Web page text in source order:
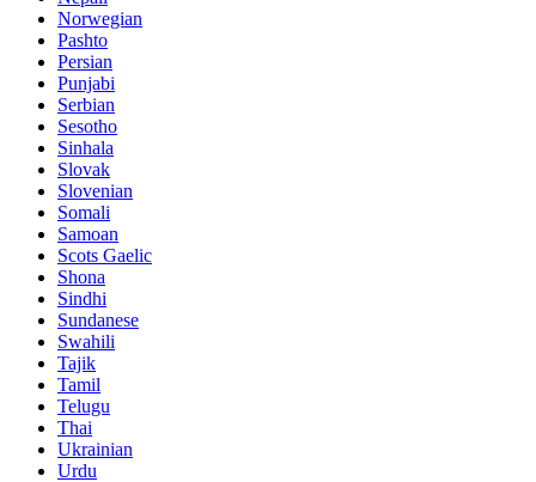
Norwegian
Pashto
Persian
Punjabi
Serbian
Sesotho
Sinhala
Slovak
Slovenian
Somali
Samoan
Scots Gaelic
Shona
Sindhi
Sundanese
Swahili
Tajik
Tamil
Telugu
Thai
Ukrainian
Urdu